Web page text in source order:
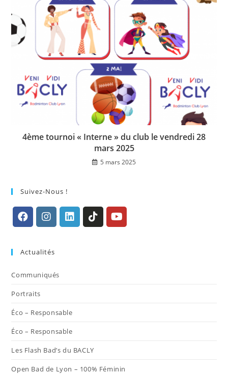
4ème tournoi « Interne » du club le vendredi 28
mars 2025
5 mars 2025
Suivez-Nous !
un
nouvel
nouvel
Actualités
Communiqués
Portraits
Éco – Responsable
Éco – Responsable
Les Flash Bad’s du BACLY
Open Bad de Lyon – 100% Féminin